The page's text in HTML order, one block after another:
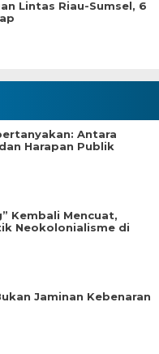
Lintas Riau-Sumsel, 6
Antara
Harapan Publik
Kembali Mencuat,
Neokolonialisme di
Jaminan Kebenaran